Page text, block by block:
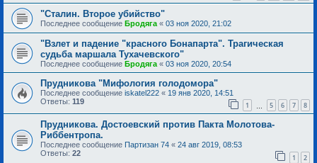
"Сталин. Второе убийство"
Последнее сообщение Бродяга « 03 ноя 2020, 21:02
"Взлет и падение "красного Бонапарта". Трагическая
судьба маршала Тухачевского"
Последнее сообщение Бродяга « 03 ноя 2020, 20:54
Прудникова "Мифология голодомора"
Последнее сообщение iskatel222 « 19 янв 2020, 14:51
Ответы: 119 1 5 6 7 8
Прудникова. Достоевский против Пакта Молотова-
Риббентропа.
Последнее сообщение Партизан 74 « 24 авг 2019, 08:53
Ответы: 22 1 2